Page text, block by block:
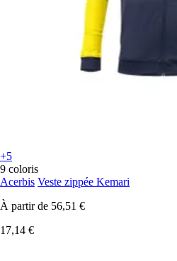
+5
9 coloris
Acerbis Veste zippée Kemari
À partir de 56,51 €
17,14 €